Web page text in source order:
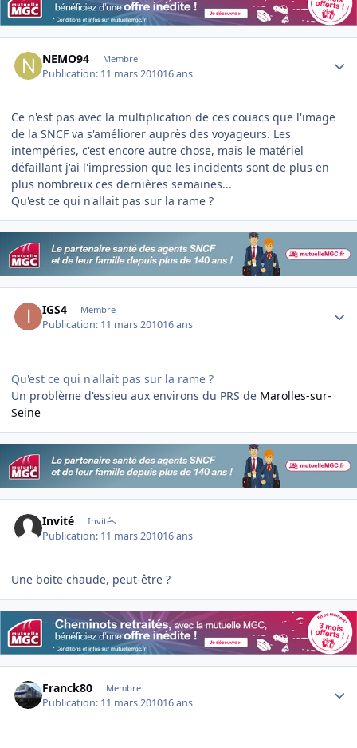
NEMO94 Membre
Publication: 11 mars 201016 ans
Ce n'est pas avec la multiplication de ces couacs que l'image
de la SNCF va s'améliorer auprès des voyageurs. Les
intempéries, c'est encore autre chose, mais le matériel
défaillant j'ai l'impression que les incidents sont de plus en
plus nombreux ces dernières semaines...
Qu'est ce qui n'allait pas sur la rame ?
IGS4 Membre
Publication: 11 mars 201016 ans
Qu'est ce qui n'allait pas sur la rame ?
Un problème d'essieu aux environs du PRS de Marolles-sur-
Seine
Invité Invités
Publication: 11 mars 201016 ans
Une boite chaude, peut-être ?
Franck80 Membre
Publication: 11 mars 201016 ans